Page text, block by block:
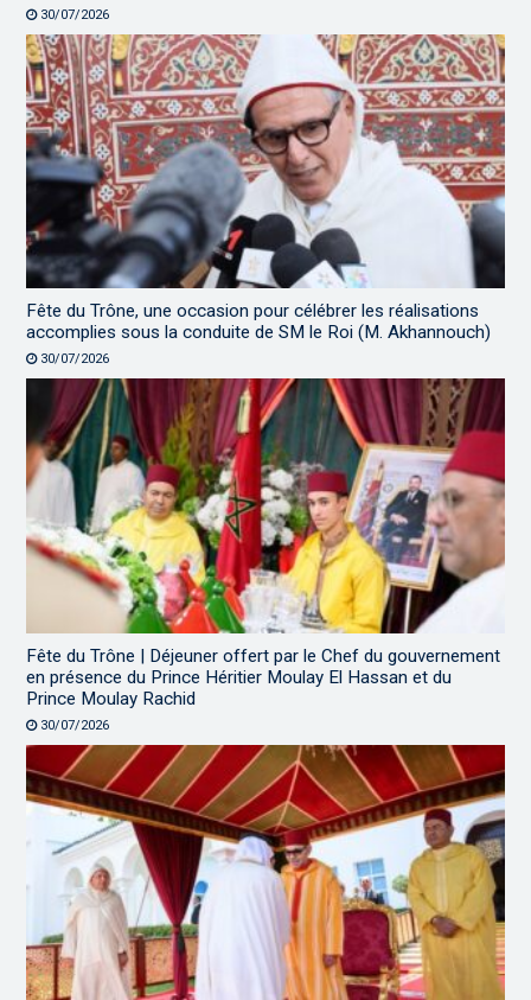
30/07/2026
Fête du Trône, une occasion pour célébrer les réalisations
accomplies sous la conduite de SM le Roi (M. Akhannouch)
30/07/2026
Fête du Trône | Déjeuner offert par le Chef du gouvernement
en présence du Prince Héritier Moulay El Hassan et du
Prince Moulay Rachid
30/07/2026